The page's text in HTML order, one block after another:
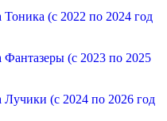
(с 2022 по 2024 год
(с 2023 по 2025
(с 2024 по 2026 год